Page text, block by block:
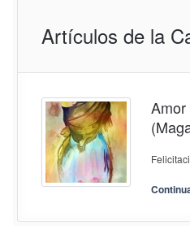
Artículos de la